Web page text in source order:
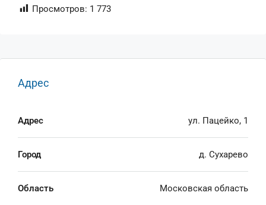
Просмотров: 1 773
Адрес
Адрес ул. Пацейко, 1
Город д. Сухарево
Область Московская область